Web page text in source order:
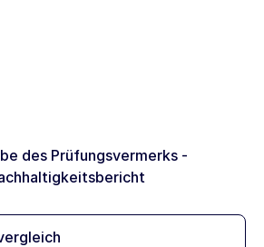
des Prüfungsvermerks -